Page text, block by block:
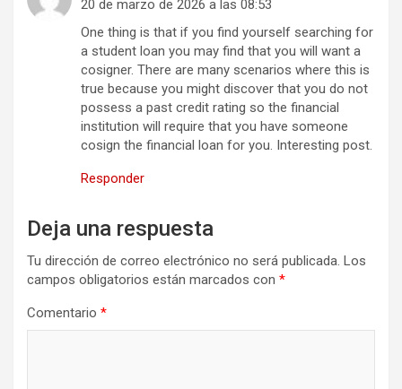
20 de marzo de 2026 a las 08:53
One thing is that if you find yourself searching for
a student loan you may find that you will want a
cosigner. There are many scenarios where this is
true because you might discover that you do not
possess a past credit rating so the financial
institution will require that you have someone
cosign the financial loan for you. Interesting post.
Responder
Deja una respuesta
Tu dirección de correo electrónico no será publicada. Los
campos obligatorios están marcados con *
Comentario *